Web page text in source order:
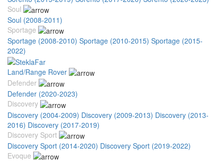
Soul
Soul (2008-2011)
Sportage
Sportage (2008-2010) Sportage (2010-2015) Sportage (2015-
2022)
Land/Range Rover
Defender
Defender (2020-2023)
Discovery
Discovery (2004-2009) Discovery (2009-2013) Discovery (2013-
2016) Discovery (2017-2019)
Discovery Sport
Discovery Sport (2014-2020) Discovery Sport (2019-2022)
Evoque